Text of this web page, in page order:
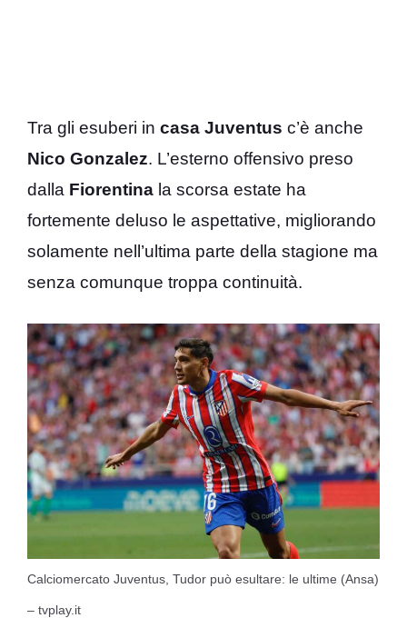
Tra gli esuberi in casa Juventus c’è anche
Nico Gonzalez. L’esterno offensivo preso
dalla Fiorentina la scorsa estate ha
fortemente deluso le aspettative, migliorando
solamente nell’ultima parte della stagione ma
senza comunque troppa continuità.
Calciomercato Juventus, Tudor può esultare: le ultime (Ansa)
– tvplay.it